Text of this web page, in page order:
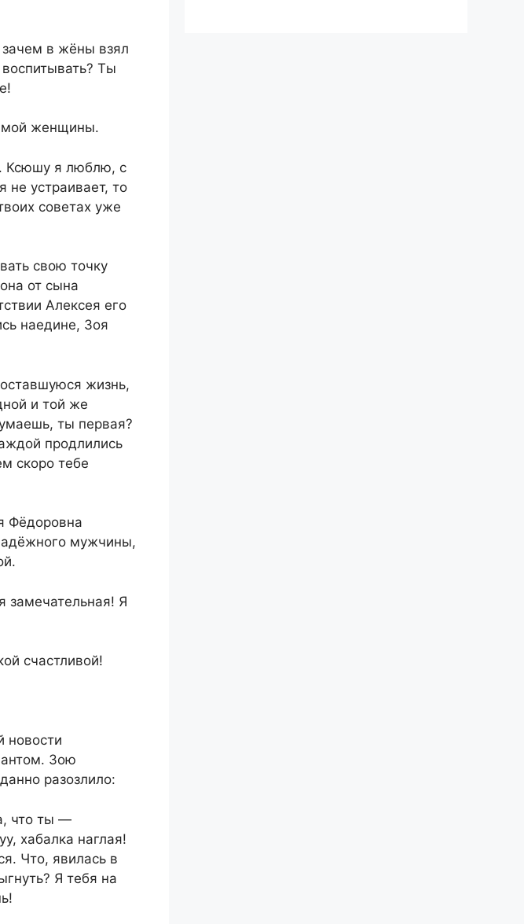
в жёны взял
Ты
женщины.
Ксюшу я люблю, с
устраивает, то
советах уже
свою точку
от сына
Алексея его
наедине, Зоя
жизнь,
и той же
ты первая?
продлились
скоро тебе
Фёдоровна
мужчины,
Я
счастливой!
новости
Зою
разозлило:
что ты —
хабалка наглая!
Что, явилась в
Я тебя на